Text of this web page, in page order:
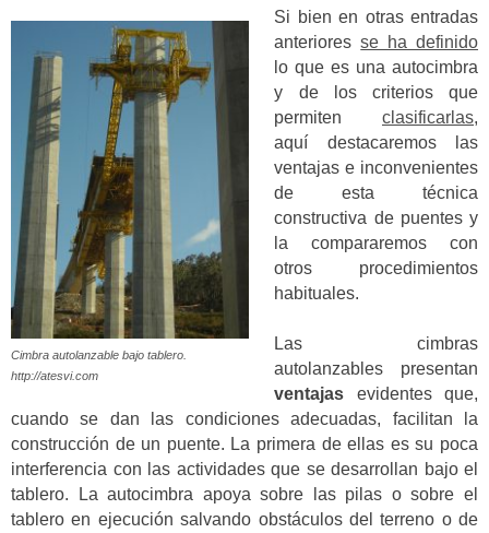
Cimbra autolanzable bajo tablero.
http://atesvi.com
Si bien en otras entradas
anterioresse ha definido
lo que es una autocimbra
y de los criterios que
permiten clasificarlas,
aquí destacaremos las
ventajas e inconvenientes
de esta técnica
constructiva de puentes y
la compararemos con
otros procedimientos
habituales.
Las cimbras
autolanzables presentan
ventajas evidentes que,
cuando se dan las condiciones adecuadas, facilitan la
construcción de un puente. La primera de ellas es su poca
interferencia con las actividades que se desarrollan bajo el
tablero. La autocimbra apoya sobre las pilas o sobre el
tablero en ejecución salvando obstáculos del terreno o de